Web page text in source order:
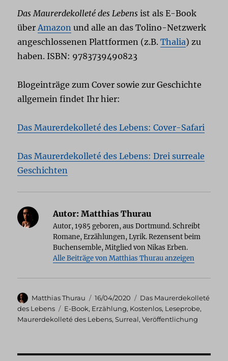
Das Maurerdekolleté des Lebens ist als E-Book
über Amazon und alle an das Tolino-Netzwerk
angeschlossenen Plattformen (z.B.Thalia) zu
haben. ISBN: 9783739490823
Blogeinträge zum Cover sowie zur Geschichte
allgemein findet Ihr hier:
Das Maurerdekolleté des Lebens: Cover-Safari
Das Maurerdekolleté des Lebens: Drei surreale
Geschichten
Autor: Matthias Thurau
Autor, 1985 geboren, aus Dortmund. Schreibt
Romane, Erzählungen, Lyrik. Rezensent beim
Buchensemble, Mitglied von Nikas Erben.
Alle Beiträge von Matthias Thurau anzeigen
Autor
Matthias Thurau
Veröffentlicht
am
16/04/2020 Kategorien
Das Maurerdekolleté
des Lebens
Schlagwörter
E-Book, Erzählung, Kostenlos, Leseprobe,
Maurerdekolleté des Lebens,Surreal,Veröffentlichung